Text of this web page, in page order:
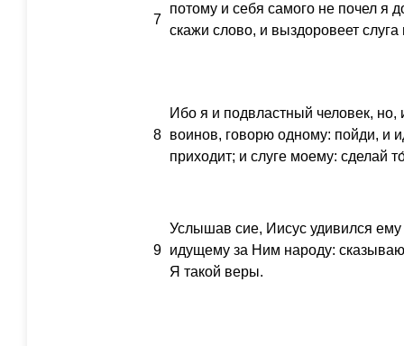
7
потому и себя самого не почел я
скажи слово, и выздоровеет слуга
8
Ибо я и подвластный человек,
воинов, говорю одному: пойди, и
приходит; и слуге моему: сделай
9
Услышав сие, Иисус удивился ему
идущему за Ним народу:
Я такой веры.